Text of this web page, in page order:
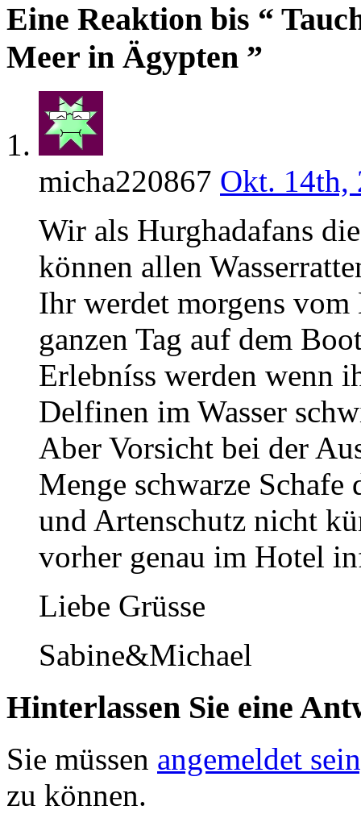
Eine Reaktion bis “
Meer in Ägypten ”
micha220867 Okt. 14th,
Wir als Hurghadafans
können allen
Ihr werdet morgens
ganzen Tag auf dem
Erlebníss werden wenn
Delfinen im Wasser
Aber Vorsicht bei der
Menge schwarze Schafe
und Artenschutz nicht
vorher genau im Hotel
Liebe Grüsse
Sabine&Michael
Hinterlassen Sie eine
Sie müssen angemeldet
zu können.